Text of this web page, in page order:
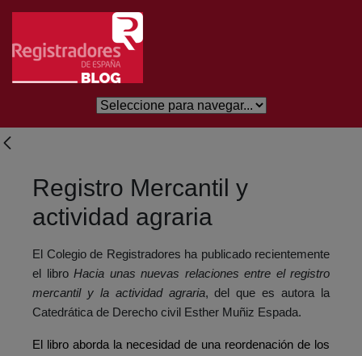
Salta al contingut principal
Registro Mercantil y
actividad agraria
El Colegio de Registradores ha publicado recientemente
el libro Hacia unas nuevas relaciones entre el registro
mercantil y la actividad agraria, del que es autora la
Catedrática de Derecho civil Esther Muñiz Espada.
El libro aborda la necesidad de una reordenación de los